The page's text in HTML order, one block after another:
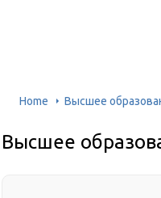
Home Высшее
Высшее